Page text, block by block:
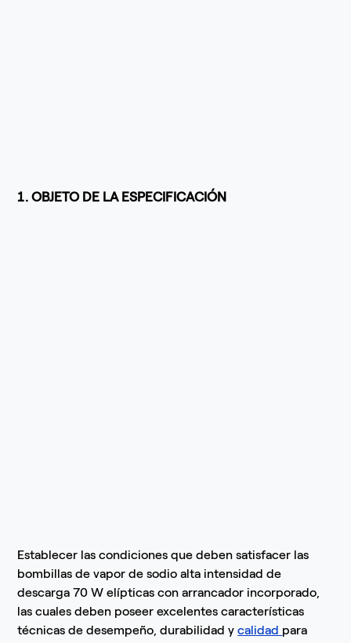
1. OBJETO DE LA ESPECIFICACIÓN
Establecer las condiciones que deben satisfacer las
bombillas de vapor de sodio alta intensidad de
descarga 70 W elípticas con arrancador incorporado,
las cuales deben poseer excelentes características
técnicas de desempeño, durabilidad ycalidad para